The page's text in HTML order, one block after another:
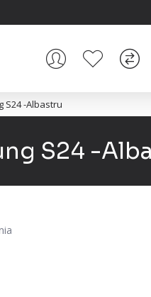
S24 -Albastru
S24 -